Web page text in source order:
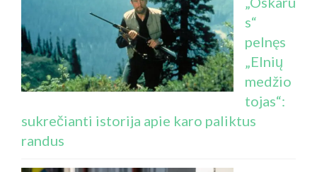
s“
pelnęs
„Elnių
medžio
tojas“:
sukrečianti istorija apie karo paliktus
randus